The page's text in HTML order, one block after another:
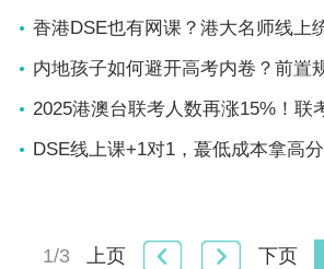
香港DSE也有网课？港大名师线上
内地孩子如何避开高考内卷？前置
2025港澳台联考人数再涨15%！联
DSE线上课+1对1，蕞低成本拿高分
1/3 上页 下页